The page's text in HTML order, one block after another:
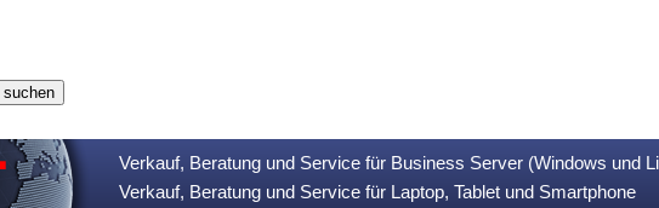
Verkauf, Beratung und Service für Business Server (Windows und
Verkauf, Beratung und Service für Laptop, Tablet und Smartphone